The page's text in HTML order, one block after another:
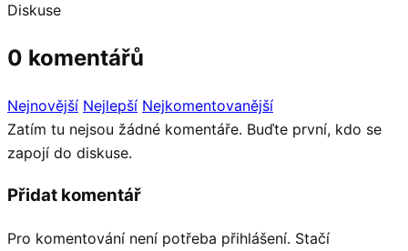
Diskuse
0 komentářů
Nejnovější Nejlepší Nejkomentovanější
Zatím tu nejsou žádné komentáře. Buďte první, kdo se
zapojí do diskuse.
Přidat komentář
Pro komentování není potřeba přihlášení. Stačí